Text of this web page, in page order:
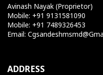
Avinash Nayak (Proprietor)
Mobile: +91 9131581090
Mobile: +91 7489326453
Email:
ADDRESS